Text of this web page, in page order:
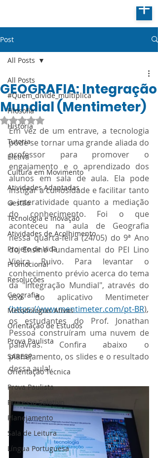
Post
All Posts
#Quem_divide_multiplica
Filosofia
História
Tutoria
Eletiva
Cultura em Movimento
Atividades Adaptadas
Gestão
Tecnologia e Inovação
Atividades de Acolhimento
Projeto de Vida
Promocional
Resoluções
Geografia
Metodologias Ativas
Orientação de Estudos
Prova Paulista
SARESP
Orientação Técnica
Prova Paulista
Processo Seletivo
Planejamento
Sala de Leitura
Língua Portuguesa
All Posts
GEOGRAFIA: Integração
Mundial (Mentimeter)
Avaliado com NaN de 5 estrelas.
Em vez de um entrave, a tecnologia
pode se tornar uma grande aliada do
professor para promover o
engajamento e o aprendizado dos
alunos em sala de aula. Ela pode
instigar a curiosidade e facilitar tanto
a interatividade quanto a mediação
do conhecimento. Foi o que
aconteceu na aula de Geografia
nessa quarta-feira (24/05) do 9ª Ano
do Ensino Fundamental do PEI Lino
Vieira Ruivo. Para levantar o
conhecimento prévio acerca do tema
da "Integração Mundial", através do
(https://www.mentimeter.com/pt-BR),
os estudantes do Prof. Jonathan
Pessoa construíram uma nuvem de
palavras. Confira abaixo o
planejamento, os slides e o resultado
dessa aula!